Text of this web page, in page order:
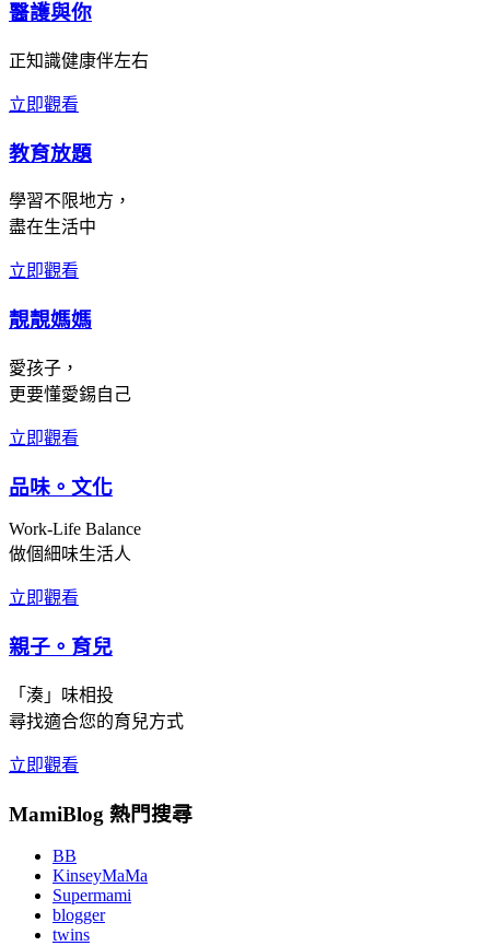
醫護與你
正知識健康伴左右
立即觀看
教育放題
學習不限地方，
盡在生活中
立即觀看
靚靚媽媽
愛孩子，
更要懂愛錫自己
立即觀看
品味。文化
Work-Life Balance
做個細味生活人
立即觀看
親子。育兒
「湊」味相投
尋找適合您的育兒方式
立即觀看
MamiBlog 熱門搜尋
BB
KinseyMaMa
Supermami
blogger
twins